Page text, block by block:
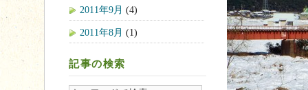
2011年9月 (4)
2011年8月 (1)
記事の検索